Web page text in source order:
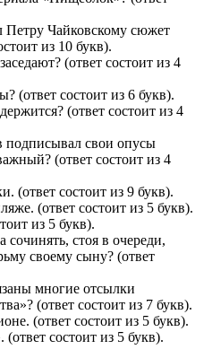
Петру Чайковскому сюжет
из 10 букв).
(ответ состоит из 4
(ответ состоит из 6 букв).
(ответ состоит из 4
подписывал свои опусы
(ответ состоит из 4
(ответ состоит из 9 букв).
(ответ состоит из 5 букв).
из 5 букв).
стоя в очереди,
своему сыну? (ответ
многие отсылки
(ответ состоит из 7 букв).
(ответ состоит из 5 букв).
состоит из 5 букв).